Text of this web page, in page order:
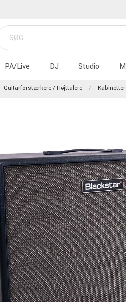
PA/Live DJ Studio
Guitarforstærkere / Højttalere Kabinetter